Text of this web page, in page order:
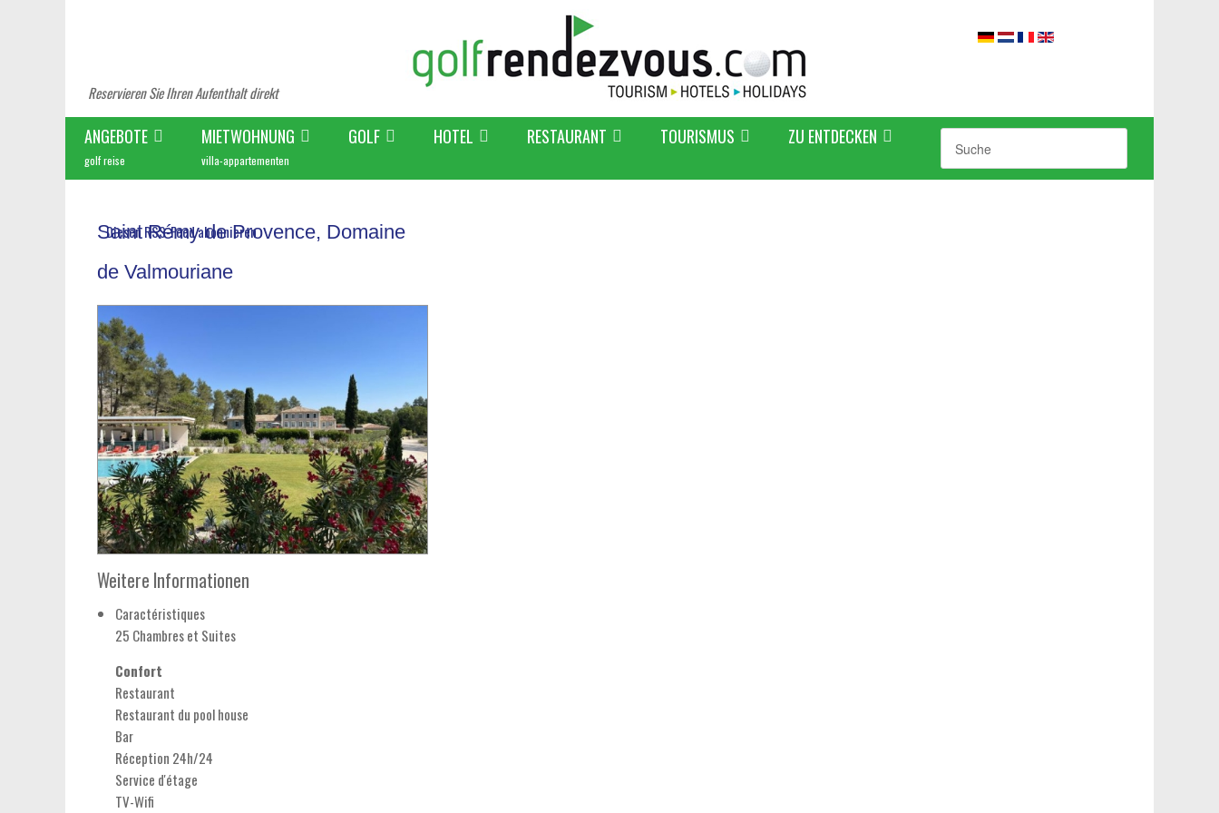
Reservieren Sie Ihren Aufenthalt direkt
ANGEBOTE
golf reise
MIETWOHNUNG
villa-appartementen
GOLF HOTEL RESTAURANT TOURISMUS ZU ENTDECKEN
Diesen RSS-Feed abonnieren
Saint Rémy de Provence, Domaine
de Valmouriane
Weitere Informationen
Caractéristiques
25 Chambres et Suites
Confort
Restaurant
Restaurant du pool house
Bar
Réception 24h/24
Service d'étage
TV-Wifi